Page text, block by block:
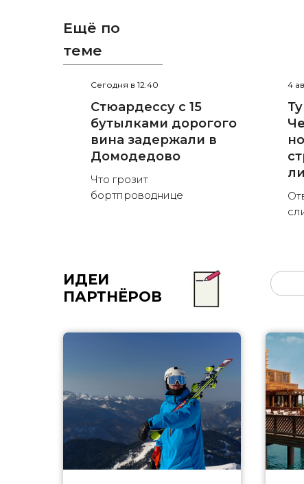
Ещё по
теме
Сегодня в 12:40
Стюардессу с 15
бутылками дорогого
вина задержали в
Домодедово
Что грозит
бортпроводнице
4
ИДЕИ
ПАРТНЁРОВ